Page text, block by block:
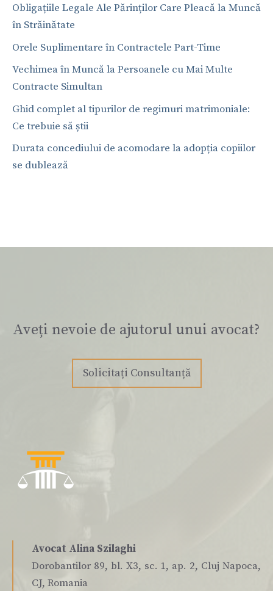
Obligațiile Legale Ale Părinților Care Pleacă la Muncă
în Străinătate
Orele Suplimentare în Contractele Part-Time
Vechimea în Muncă la Persoanele cu Mai Multe
Contracte Simultan
Ghid complet al tipurilor de regimuri matrimoniale:
Ce trebuie să știi
Durata concediului de acomodare la adopția copiilor
se dublează
Aveți nevoie de ajutorul unui avocat?
Solicitați Consultanță
Avocat Alina Szilaghi
Dorobantilor 89, bl. X3, sc. 1, ap. 2, Cluj Napoca,
CJ, Romania